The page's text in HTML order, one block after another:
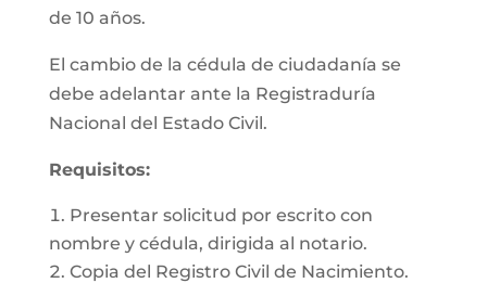
de 10 años.
El cambio de la cédula de ciudadanía se
debe adelantar ante la Registraduría
Nacional del Estado Civil.
Requisitos:
Presentar solicitud por escrito con
nombre y cédula, dirigida al notario.
Copia del Registro Civil de Nacimiento.